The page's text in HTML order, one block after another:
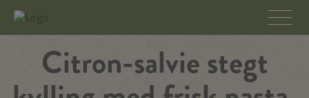
Citron-salvie stegt